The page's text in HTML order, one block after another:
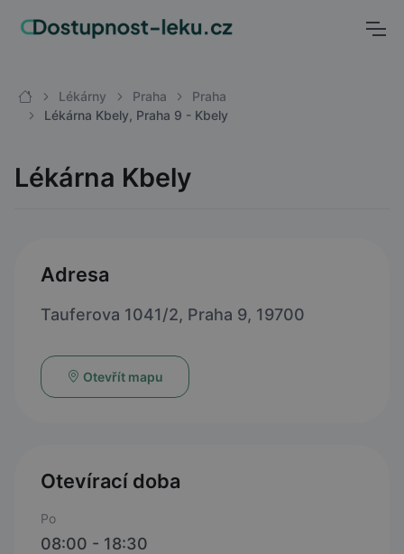
Lékárny Praha
Praha
Lékárna Kbely, Praha 9 - Kbely
Lékárna Kbely
Adresa
Tauferova 1041/2, Praha 9, 19700
Otevřít mapu
Otevírací doba
Po
08:00 - 18:30